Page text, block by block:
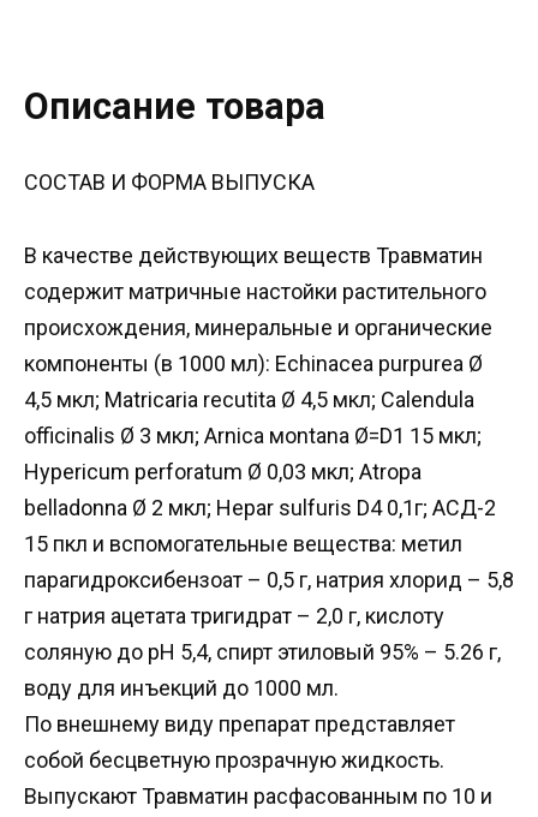
Описание товара
СОСТАВ И ФОРМА ВЫПУСКА
В качестве действующих веществ Травматин
содержит матричные настойки растительного
происхождения, минеральные и органические
компоненты (в 1000 мл): Echinacea purpurea Ø
4,5 мкл; Matricaria recutita Ø 4,5 мкл; Calendula
officinalis Ø 3 мкл; Arnica мontana Ø=D1 15 мкл;
Hypericum perforatum Ø 0,03 мкл; Atropa
belladonna Ø 2 мкл; Hepar sulfuris D4 0,1г; АСД-2
15 пкл и вспомогательные вещества: метил
парагидроксибензоат – 0,5 г, натрия хлорид – 5,8
г натрия ацетата тригидрат – 2,0 г, кислоту
соляную до рН 5,4, спирт этиловый 95% – 5.26 г,
воду для инъекций до 1000 мл.
По внешнему виду препарат представляет
собой бесцветную прозрачную жидкость.
Выпускают Травматин расфасованным по 10 и